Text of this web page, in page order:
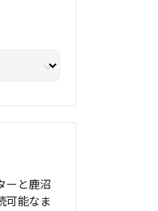
ーと鹿沼
可能なま